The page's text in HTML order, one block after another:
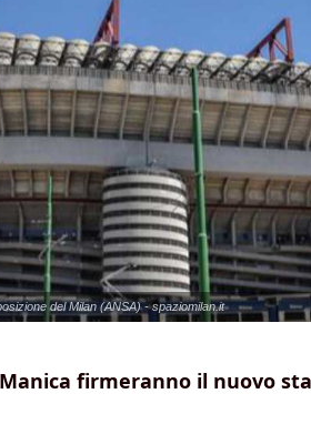
del Milan (ANSA) - spaziomilan.it
firmeranno il nuovo